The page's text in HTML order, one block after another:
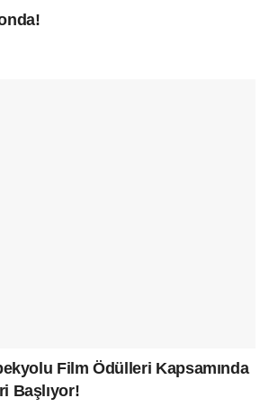
Film Ödülleri Kapsamında
Başlıyor!